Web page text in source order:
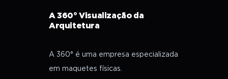
A 360° Visualização da
Arquitetura
A 360° é uma empresa especializada
em maquetes físicas.